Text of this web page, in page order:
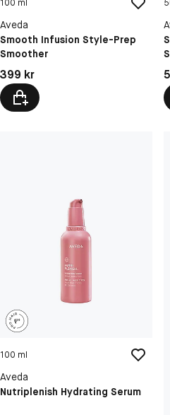
100 ml
Aveda
Smooth Infusion Style-Prep
Smoother
Pris: 399 kr
399 kr
100 ml
Aveda
Nutriplenish Hydrating Serum